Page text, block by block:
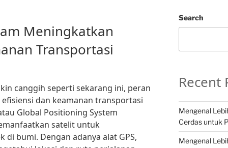
Meningkatkan
Transportasi
canggih seperti sekarang ini, peran
dan keamanan transportasi
Global Positioning System
satelit untuk
bumi. Dengan adanya alat GPS,
Search
Recent
Mengenal
Cerdas untuk
Mengenal